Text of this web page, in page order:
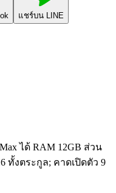
แชร์บน LINE
Max ได้ RAM 12GB ส่วน
ทั้งตระกูล; คาดเปิดตัว 9